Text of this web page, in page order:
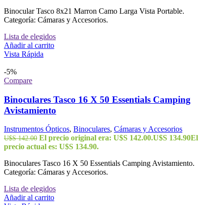
Binocular Tasco 8x21 Marron Camo Larga Vista Portable.
Categoría: Cámaras y Accesorios.
Lista de elegidos
Añadir al carrito
Vista Rápida
-5%
Compare
Binoculares Tasco 16 X 50 Essentials Camping
Avistamiento
Instrumentos Ópticos, Binoculares, Cámaras y Accesorios
U$S142.00 El precio original era: U$S 142.00.U$S 134.90El
precio actual es: U$S 134.90.
Binoculares Tasco 16 X 50 Essentials Camping Avistamiento.
Categoría: Cámaras y Accesorios.
Lista de elegidos
Añadir al carrito